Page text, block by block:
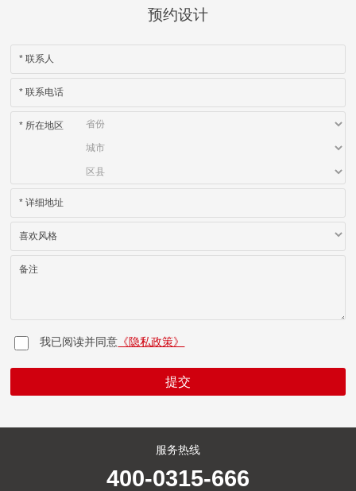
预约设计
* 联系人
* 联系电话
* 所在地区
* 详细地址
喜欢风格
备注
我已阅读并同意 《隐私政策》
提交
服务热线
400-0315-666